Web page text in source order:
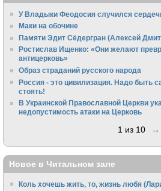
У Владыки Феодосия случился
Маки на обочине
Памяти Эдит Сёдергран (Алексей
Ростислав Ищенко: «Они желают
антицерковь»
Образ страданий русского народа
Россия - это цивилизация. Надо быть
стоять!
В Украинской Православной Церкви
недопустимость атаки на Церковь
1 из 10 →
Новое в Читальном зале
Коль хочешь жить, то, жизнь любя